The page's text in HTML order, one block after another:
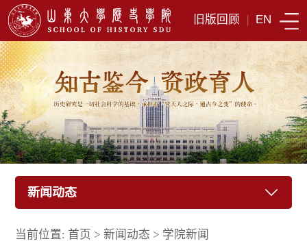
旧版回顾 | EN
新闻动态
当前位置: 首页 >新闻动态 > 学院新闻